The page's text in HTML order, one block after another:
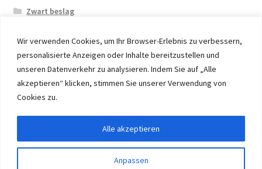
Wir verwenden Cookies, um Ihr Browser-Erlebnis zu verbessern,
personalisierte Anzeigen oder Inhalte bereitzustellen und
unseren Datenverkehr zu analysieren. Indem Sie auf „Alle
akzeptieren“ klicken, stimmen Sie unserer Verwendung von
Cookies zu.
Anpassen
Alle akzeptieren
Zwart beslag
© 2026 Eruon Trade UG, Germany, member of the ERUON